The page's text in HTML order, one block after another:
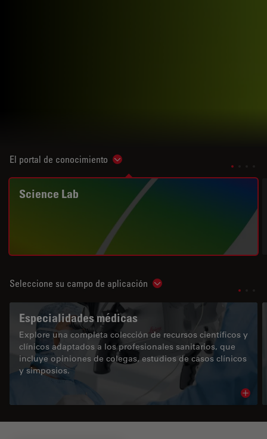
El portal de conocimiento Show subnavigation
Science Lab
Seleccione su campo de aplicación Show subnavigation
Especialidades médicas
Explore una completa colección de recursos científicos y
clínicos adaptados a los profesionales sanitarios, que
incluye opiniones de colegas, estudios de casos clínicos
y simposios.